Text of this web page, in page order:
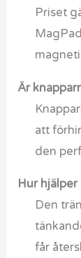
Priset
Är
att
den
Hur
Den
får